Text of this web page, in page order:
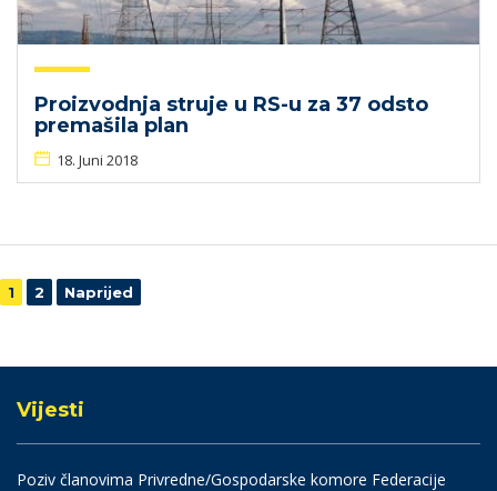
Proizvodnja struje u RS-u za 37 odsto
premašila plan
18. Juni 2018
Navigacija
1 2 Naprijed
Vijesti
Poziv članovima Privredne/Gospodarske komore Federacije